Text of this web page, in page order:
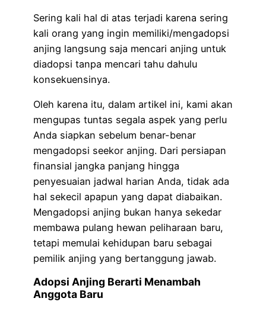
Sering kali hal di atas terjadi karena sering
kali orang yang ingin memiliki/mengadopsi
anjing langsung saja mencari anjing untuk
diadopsi tanpa mencari tahu dahulu
konsekuensinya.
Oleh karena itu, dalam artikel ini, kami akan
mengupas tuntas segala aspek yang perlu
Anda siapkan sebelum benar-benar
mengadopsi seekor anjing. Dari persiapan
finansial jangka panjang hingga
penyesuaian jadwal harian Anda, tidak ada
hal sekecil apapun yang dapat diabaikan.
Mengadopsi anjing bukan hanya sekedar
membawa pulang hewan peliharaan baru,
tetapi memulai kehidupan baru sebagai
pemilik anjing yang bertanggung jawab.
Adopsi Anjing Berarti Menambah
Anggota Baru